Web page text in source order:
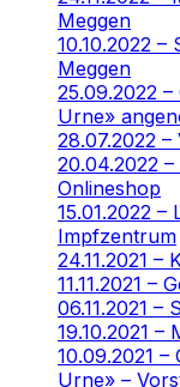
Meggen
10.10.2022
Meggen
25.09.2022 –
Urne»
28.07.2022
20.04.2022
Onlineshop
15.01.2022
Impfzentrum
24.11.2021 –
11.11.2021 –
06.11.2021 –
19.10.2021 –
10.09.2021 –
Urne» –